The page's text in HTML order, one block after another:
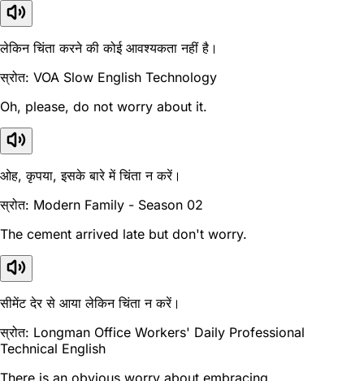
लेकिन चिंता करने की कोई आवश्यकता नहीं है।
स्रोत: VOA Slow English Technology
Oh, please, do not worry about it.
ओह, कृपया, इसके बारे में चिंता न करें।
स्रोत: Modern Family - Season 02
The cement arrived late but don't worry.
सीमेंट देर से आया लेकिन चिंता न करें।
स्रोत: Longman Office Workers' Daily Professional
Technical English
There is an obvious worry about embracing